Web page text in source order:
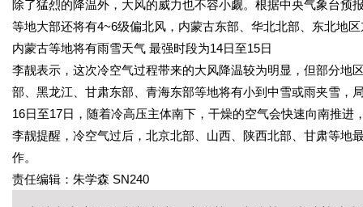
除了猛烈的降温外，大风的威力也不容小觑。根据中央气象台预
等地大部还将有4~6级偏北风，内蒙古东部、华北北部、东北地
内蒙古等地将有雨雪天气 最强时段为14日至15日
李靓表示，这次冷空气过程带来的大风降温较为明显，但部分地
部、黑龙江、甘肃东部、青海东部等地将有小到中雪或雨夹雪，
16日至17日，随着冷高压主体南下，干燥的空气会快速向南推
李靓提醒，冷空气过后，北京北部、山西、陕西北部、甘肃等
作。
责任编辑：朱学森 SN240